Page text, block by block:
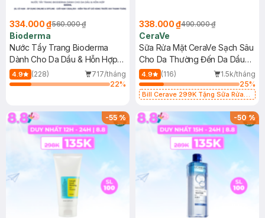
334.000 ₫560.000 ₫
Bioderma
Nước Tẩy Trang Bioderma
Dành Cho Da Dầu & Hỗn Hợp
500ml
4.9 (228)
717/tháng
22%
338.000 ₫490.000 ₫
CeraVe
Sữa Rửa Mặt CeraVe Sạch Sâu
Cho Da Thường Đến Da Dầu
473ml
4.9 (116)
1.5k/tháng
25%
Bill Cerave 299K Tặng Sữa Rửa
-55% -50%